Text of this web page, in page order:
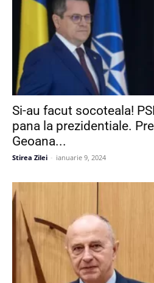
Si-au facut socoteala!
pana la prezidentiale.
Geoana...
Stirea Zilei - ianuarie 9, 2024